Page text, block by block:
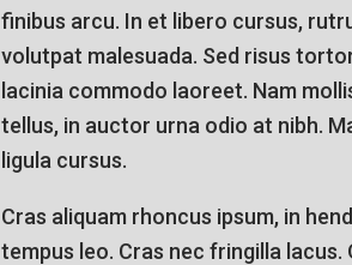
finibus arcu. In et libero cursus,
volutpat malesuada. Sed risus
lacinia commodo laoreet. Nam
tellus, in auctor urna odio at nibh.
ligula cursus.
Cras aliquam rhoncus ipsum, in
tempus leo. Cras nec fringilla